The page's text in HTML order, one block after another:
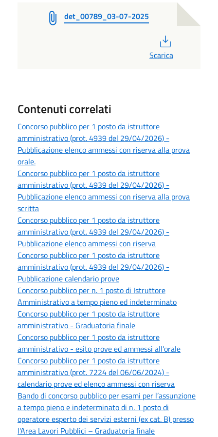
det_00789_03-07-2025
Scarica
Contenuti correlati
Concorso pubblico per 1 posto da istruttore
amministrativo (prot. 4939 del 29/04/2026) -
Pubblicazione elenco ammessi con riserva alla prova
orale.
Concorso pubblico per 1 posto da istruttore
amministrativo (prot. 4939 del 29/04/2026) -
Pubblicazione elenco ammessi con riserva alla prova
scritta
Concorso pubblico per 1 posto da istruttore
amministrativo (prot. 4939 del 29/04/2026) -
Pubblicazione elenco ammessi con riserva
Concorso pubblico per 1 posto da istruttore
amministrativo (prot. 4939 del 29/04/2026) -
Pubblicazione calendario prove
Concorso pubblico per n. 1 posto di Istruttore
Amministrativo a tempo pieno ed indeterminato
Concorso pubblico per 1 posto da istruttore
amministrativo - Graduatoria finale
Concorso pubblico per 1 posto da istruttore
amministrativo - esito prove ed ammessi all'orale
Concorso pubblico per 1 posto da istruttore
amministrativo (prot. 7224 del 06/06/2024) -
calendario prove ed elenco ammessi con riserva
Bando di concorso pubblico per esami per l’assunzione
a tempo pieno e indeterminato di n. 1 posto di
operatore esperto dei servizi esterni (ex cat. B) presso
l'Area Lavori Pubblici – Graduatoria finale